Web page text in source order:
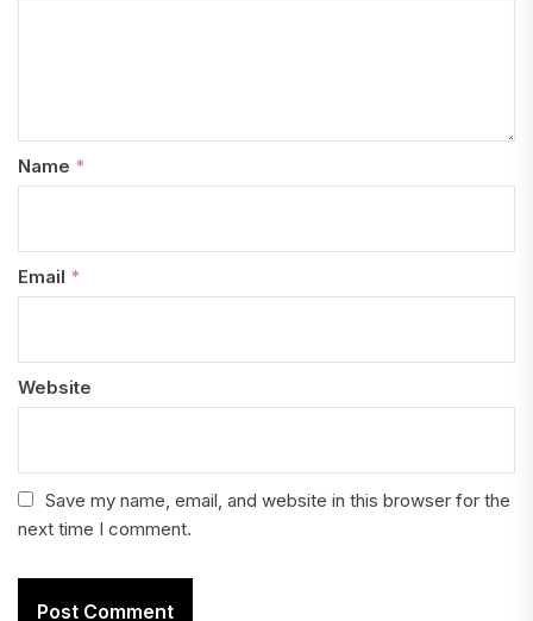
Name *
Email *
Website
Save my name, email, and website in this browser for the
next time I comment.